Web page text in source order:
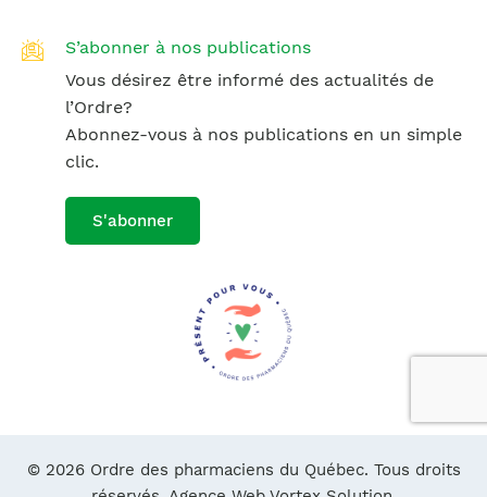
S’abonner à nos publications
Vous désirez être informé des actualités de
l’Ordre?
Abonnez-vous à nos publications en un simple
clic.
S'abonner
© 2026 Ordre des pharmaciens du Québec. Tous droits